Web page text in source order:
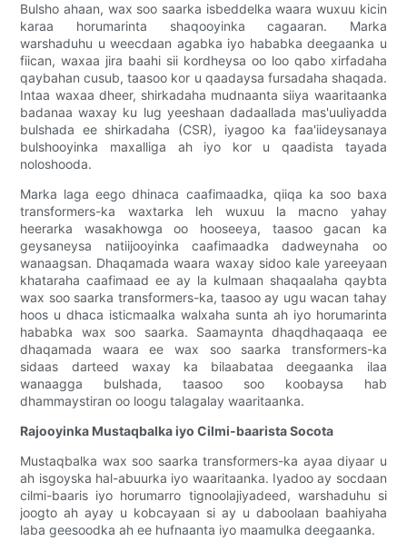
Bulsho ahaan, wax soo saarka isbeddelka waara wuxuu kicin
karaa horumarinta shaqooyinka cagaaran. Marka
warshaduhu u weecdaan agabka iyo hababka deegaanka u
fiican, waxaa jira baahi sii kordheysa oo loo qabo xirfadaha
qaybahan cusub, taasoo kor u qaadaysa fursadaha shaqada.
Intaa waxaa dheer, shirkadaha mudnaanta siiya waaritaanka
badanaa waxay ku lug yeeshaan dadaallada mas'uuliyadda
bulshada ee shirkadaha (CSR), iyagoo ka faa'iideysanaya
bulshooyinka maxalliga ah iyo kor u qaadista tayada
noloshooda.
Marka laga eego dhinaca caafimaadka, qiiqa ka soo baxa
transformers-ka waxtarka leh wuxuu la macno yahay
heerarka wasakhowga oo hooseeya, taasoo gacan ka
geysaneysa natiijooyinka caafimaadka dadweynaha oo
wanaagsan. Dhaqamada waara waxay sidoo kale yareeyaan
khataraha caafimaad ee ay la kulmaan shaqaalaha qaybta
wax soo saarka transformers-ka, taasoo ay ugu wacan tahay
hoos u dhaca isticmaalka walxaha sunta ah iyo horumarinta
hababka wax soo saarka. Saamaynta dhaqdhaqaaqa ee
dhaqamada waara ee wax soo saarka transformers-ka
sidaas darteed waxay ka bilaabataa deegaanka ilaa
wanaagga bulshada, taasoo soo koobaysa hab
dhammaystiran oo loogu talagalay waaritaanka.
Rajooyinka Mustaqbalka iyo Cilmi-baarista Socota
Mustaqbalka wax soo saarka transformers-ka ayaa diyaar u
ah isgoyska hal-abuurka iyo waaritaanka. Iyadoo ay socdaan
cilmi-baaris iyo horumarro tignoolajiyadeed, warshaduhu si
joogto ah ayay u kobcayaan si ay u daboolaan baahiyaha
laba geesoodka ah ee hufnaanta iyo maamulka deegaanka.